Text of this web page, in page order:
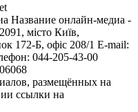
Название онлайн-медиа -
місто Київ,
Б, офіс 208/1 E-mail:
044-205-43-00
размещённых на
ссылки на